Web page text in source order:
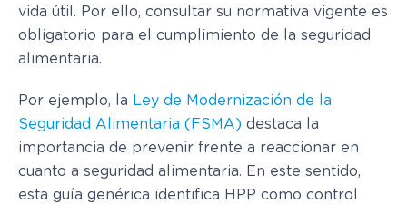
vida útil. Por ello, consultar su normativa vigente es
obligatorio para el cumplimiento de la seguridad
alimentaria.
Por ejemplo, la Ley de Modernización de la
Seguridad Alimentaria (FSMA) destaca la
importancia de prevenir frente a reaccionar en
cuanto a seguridad alimentaria. En este sentido,
esta guía genérica identifica HPP como control